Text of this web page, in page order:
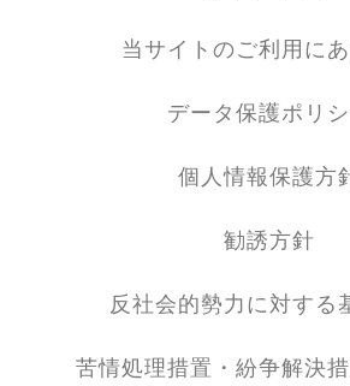
当サイトのご利用に
データ保護ポリ
個人情報保護方
勧誘方針
反社会的勢力に対する
苦情処理措置・紛争解決